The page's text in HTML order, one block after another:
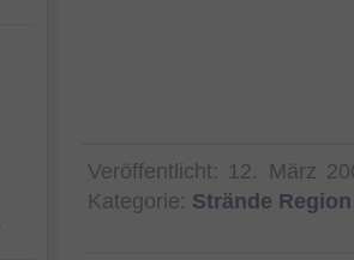
Veröffentlicht: 12. März
Kategorie: Strände